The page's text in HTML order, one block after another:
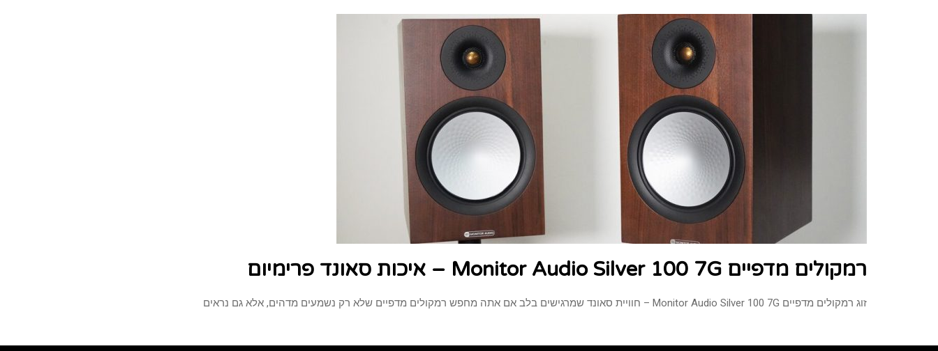
רמקולים מדפיים Monitor Audio Silver 100 7G – איכות סאונד פרימיום
זוג רמקולים מדפיים Monitor Audio Silver 100 7G – חוויית סאונד שמרגישים בלב אם אתה מחפש רמקולים מדפיים שלא רק נשמעים מדהים, אלא גם נראים